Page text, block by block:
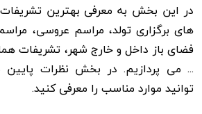
در این بخش به معرفی بهترین
های برگزاری تولد، مراسم عروسی،
فضای باز داخل و خارج شهر، تشریفات
... می پردازیم. در بخش نظرات
توانید موارد مناسب را معرفی کنید.